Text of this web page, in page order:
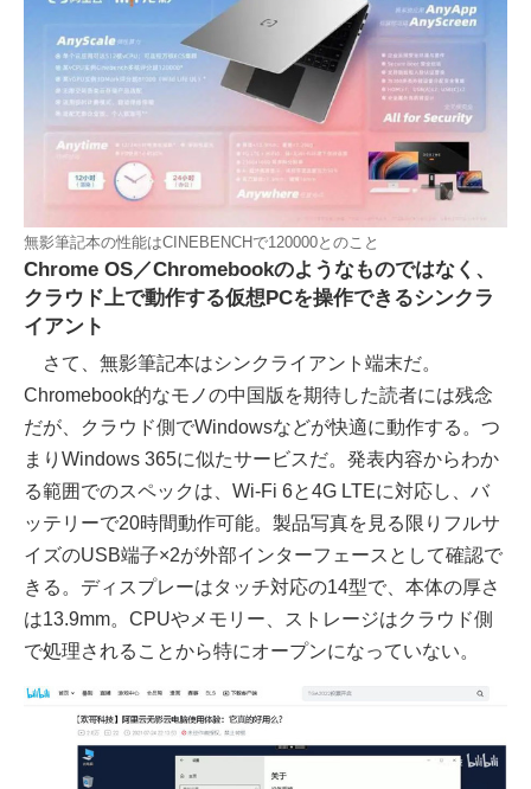
無影筆記本の性能はCINEBENCHで120000とのこと
Chrome OS／Chromebookのようなものではなく、
クラウド上で動作する仮想PCを操作できるシンクラ
イアント
さて、無影筆記本はシンクライアント端末だ。
Chromebook的なモノの中国版を期待した読者には残念
だが、クラウド側でWindowsなどが快適に動作する。つ
まりWindows 365に似たサービスだ。発表内容からわか
る範囲でのスペックは、Wi-Fi 6と4G LTEに対応し、バ
ッテリーで20時間動作可能。製品写真を見る限りフルサ
イズのUSB端子×2が外部インターフェースとして確認で
きる。ディスプレーはタッチ対応の14型で、本体の厚さ
は13.9mm。CPUやメモリー、ストレージはクラウド側
で処理されることから特にオープンになっていない。